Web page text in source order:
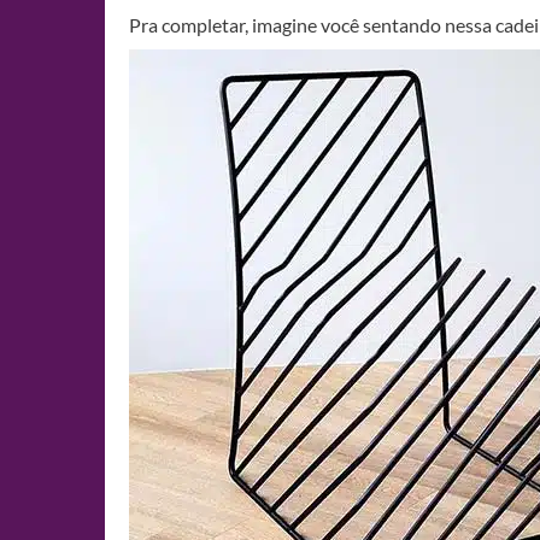
Pra completar, imagine você sentando nessa